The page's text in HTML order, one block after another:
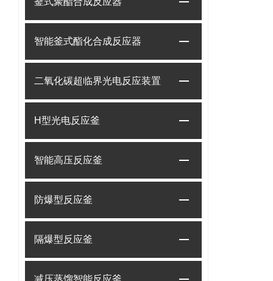
智能釜式酯化合成反应器
二氧化碳超临界光电反应装置
H型光电反应釜
智能高压反应釜
防爆型反应釜
隔爆型反应釜
减压蒸馏智能反应釜